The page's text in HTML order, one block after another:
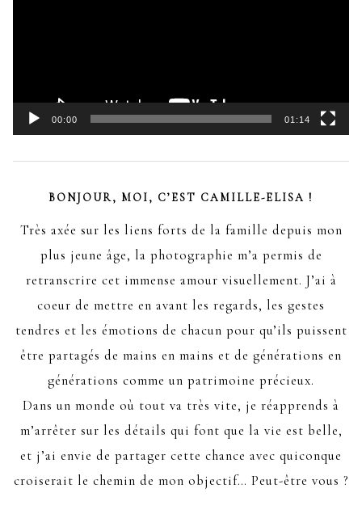
00:00 01:14
BONJOUR, MOI, C’EST CAMILLE-ELISA !
Très axée sur les liens forts de la famille depuis mon
plus jeune âge, la photographie m’a permis de
retranscrire cet immense amour visuellement. J’ai à
coeur de mettre en avant les regards, les gestes
tendres et les émotions de chacun pour qu’ils puissent
être partagés de mains en mains et de générations en
générations comme un patrimoine précieux.
Dans un monde où tout va très vite, je réapprends à
m’arrêter sur les détails qui font que la vie est belle,
et j’ai envie de partager cette chance avec quiconque
croiserait le chemin de mon objectif… Peut-être vous ?